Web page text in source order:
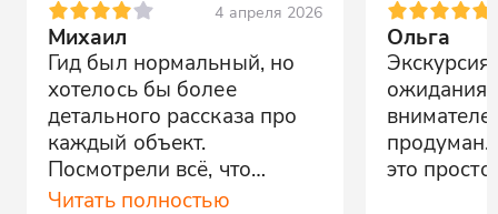
4 апреля 2026
Михаил
Гид был нормальный, но
хотелось бы более
детального рассказа про
каждый объект.
Посмотрели всё, что
планировали, но как-то
Читать полностью
Ольга
это